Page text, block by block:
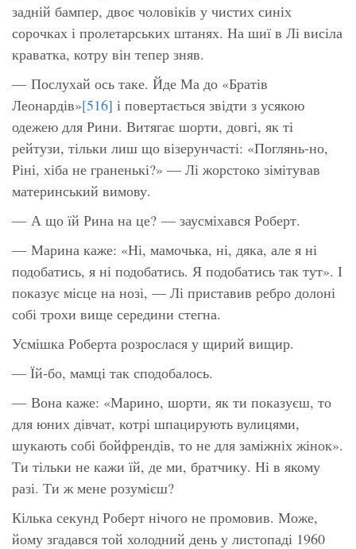
задній бампер, двоє чоловіків у чистих синіх
сорочках і пролетарських штанях. На шиї в Лі висіла
краватка, котру він тепер зняв.
— Послухай ось таке. Йде Ма до «Братів
Леонардів»[516] і повертається звідти з усякою
одежею для Рини. Витягає шорти, довгі, як ті
рейтузи, тільки лиш що візерунчасті: «Поглянь-но,
Ріні, хіба не граненькі?» — Лі жорстоко зімітував
материнський вимову.
— А що їй Рина на це? — заусміхався Роберт.
— Марина каже: «Ні, мамочька, ні, дяка, але я ні
подобатись, я ні подобатись. Я подобатись так тут». І
показує місце на нозі, — Лі приставив ребро долоні
собі трохи вище середини стегна.
Усмішка Роберта розрослася у щирий вищир.
— Їй-бо, мамці так сподобалось.
— Вона каже: «Марино, шорти, як ти показуєш, то
для юних дівчат, котрі шпацирують вулицями,
шукають собі бойфрендів, то не для заміжніх жінок».
Ти тільки не кажи їй, де ми, братчику. Ні в якому
разі. Ти ж мене розумієш?
Кілька секунд Роберт нічого не промовив. Може,
йому згадався той холодний день у листопаді 1960